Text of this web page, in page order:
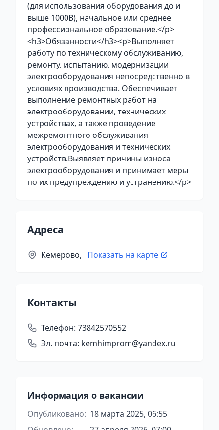
(для использования оборудования до и
выше 1000В), начальное или среднее
профессиональное образование.</p>
<h3>Обязанности</h3><p>Выполняет
работу по техническому обслуживанию,
ремонту, испытанию, модернизации
электрооборудования непосредственно в
условиях производства. Обеспечивает
выполнение ремонтных работ на
электрооборудовании, технических
устройствах, а также проведение
межремонтного обслуживания
электрооборудования и технических
устройств.Выявляет причины износа
электрооборудования и принимает меры
по их предупреждению и устранению.</p>
Адреса
Кемерово, Показать на карте
Контакты
Телефон: 73842570552
Эл. почта: kemhimprom@yandex.ru
Информация о вакансии
Опубликовано: 18 марта 2025, 06:55